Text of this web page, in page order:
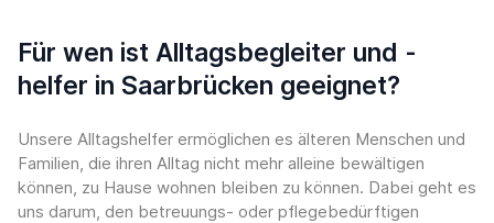
Für wen ist Alltagsbegleiter und -
helfer in Saarbrücken geeignet?
Unsere Alltagshelfer ermöglichen es älteren Menschen und
Familien, die ihren Alltag nicht mehr alleine bewältigen
können, zu Hause wohnen bleiben zu können. Dabei geht es
uns darum, den betreuungs- oder pflegebedürftigen